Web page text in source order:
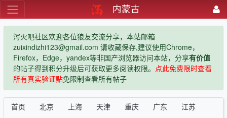
内蒙古
泻火吧社区欢迎各位狼友交流分享，本站邮箱
zuixindizhi123@gmail.com 请收藏保存,建议使用Chrome，
Firefox，Edge，yandex等非国产浏览器访问本站，分享有价值
的帖子得到积分升级后可获取更多阅读权限。 点此免费限时查看
所有真实验证贴免限制查看所有帖子
首页 北京 上海 天津 重庆 广东
江苏